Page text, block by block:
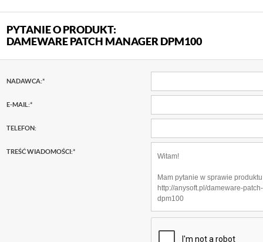
PYTANIE O PRODUKT:
DAMEWARE PATCH MANAGER DPM100
NADAWCA:*
E-MAIL:*
TELEFON:
TREŚĆ WIADOMOŚCI:*